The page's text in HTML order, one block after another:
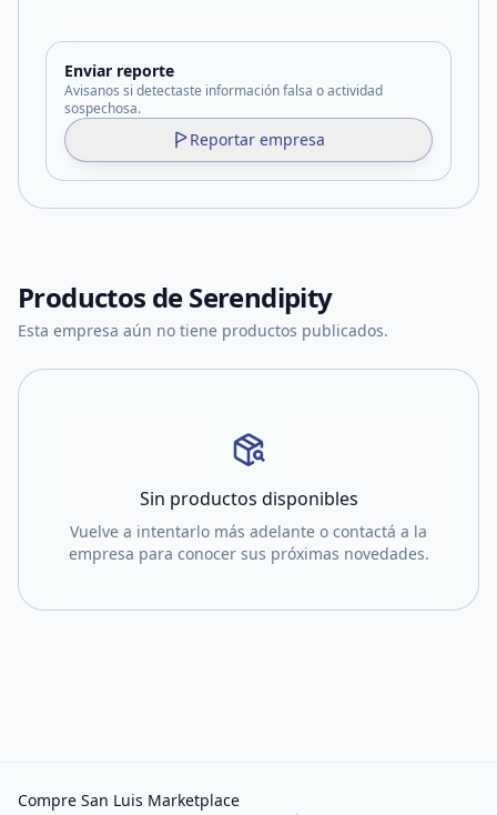
Enviar reporte
Avisanos si detectaste información falsa o actividad
sospechosa.
Reportar empresa
Productos deSerendipity
Esta empresa aún no tiene productos publicados.
Sin productos disponibles
Vuelve a intentarlo más adelante o contactá a la
empresa para conocer sus próximas novedades.
Compre San Luis Marketplace